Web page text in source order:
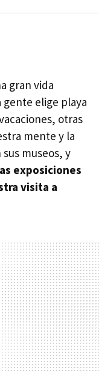
gran vida
elige playa
otras
mente y la
museos, y
exposiciones
visita a